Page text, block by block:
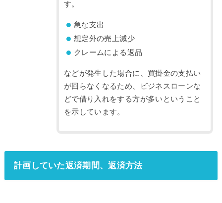
す。
急な支出
想定外の売上減少
クレームによる返品
などが発生した場合に、買掛金の支払い
が回らなくなるため、ビジネスローンな
どで借り入れをする方が多いということ
を示しています。
計画していた返済期間、返済方法